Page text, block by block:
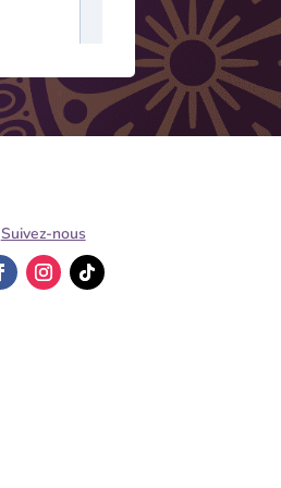
Suivez-nous